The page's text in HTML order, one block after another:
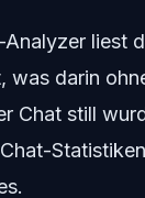
liest
was darin
Chat still